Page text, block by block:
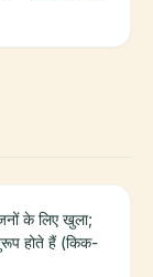
के लिए खुला;
होते हैं (किक-